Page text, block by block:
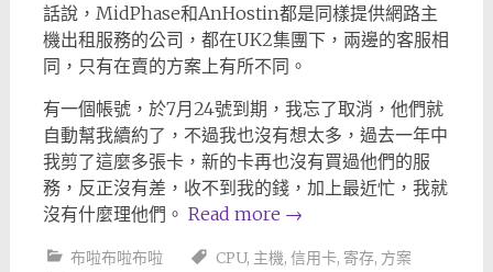
話說，MidPhase和AnHostin都是同樣提供網路主
機出租服務的公司，都在UK2集團下，兩邊的客服相
同，只有在賣的方案上有所不同。
有一個帳號，於7月24號到期，我忘了取消，他們就
自動幫我續約了，不過我也沒有想太多，過去一年中
我剪了這麼多張卡，新的卡再也沒有買過他們的服
務，反正沒有差，收不到我的錢，加上最近忙，我就
沒有什麼理他們。 Read more →
布啦布啦布啦 CPU, 主機, 信用卡, 寄存, 方案